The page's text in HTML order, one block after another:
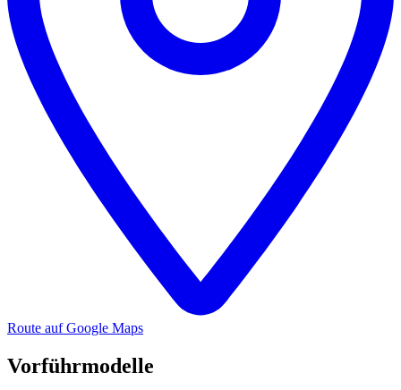
Route auf Google Maps
Vorführmodelle